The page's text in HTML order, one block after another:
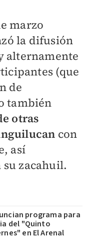
marzo
la difusión
alternamente
(que
de
también
otras
con
así
zacahuil.
programa para
del "Quinto
en El Arenal